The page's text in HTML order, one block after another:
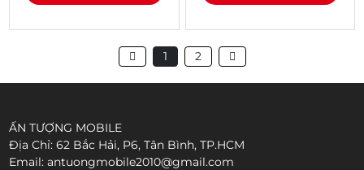
1 2
ẤN TƯỢNG MOBILE
Địa Chỉ: 62 Bắc Hải, P6, Tân Bình, TP.HCM
Email: antuongmobile2010@gmail.com